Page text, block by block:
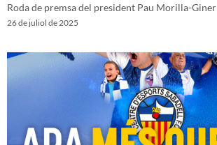
Roda de premsa del president Pau Morilla-Giner
26 de juliol de 2025